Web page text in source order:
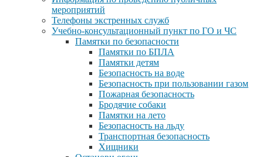
мероприятий
Телефоны экстренных служб
Учебно-консультационный пункт по ГО и ЧС
Памятки по безопасности
Памятки по БПЛА
Памятки детям
Безопасность на воде
Безопасность при пользовании газом
Пожарная безопасность
Бродячие собаки
Памятки на лето
Безопасность на льду
Транспортная безопасность
Хищники